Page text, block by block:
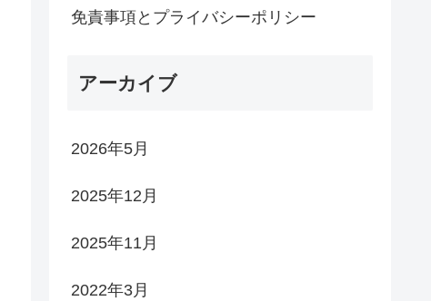
免責事項とプライバシーポリシー
アーカイブ
2026年5月
2025年12月
2025年11月
2022年3月